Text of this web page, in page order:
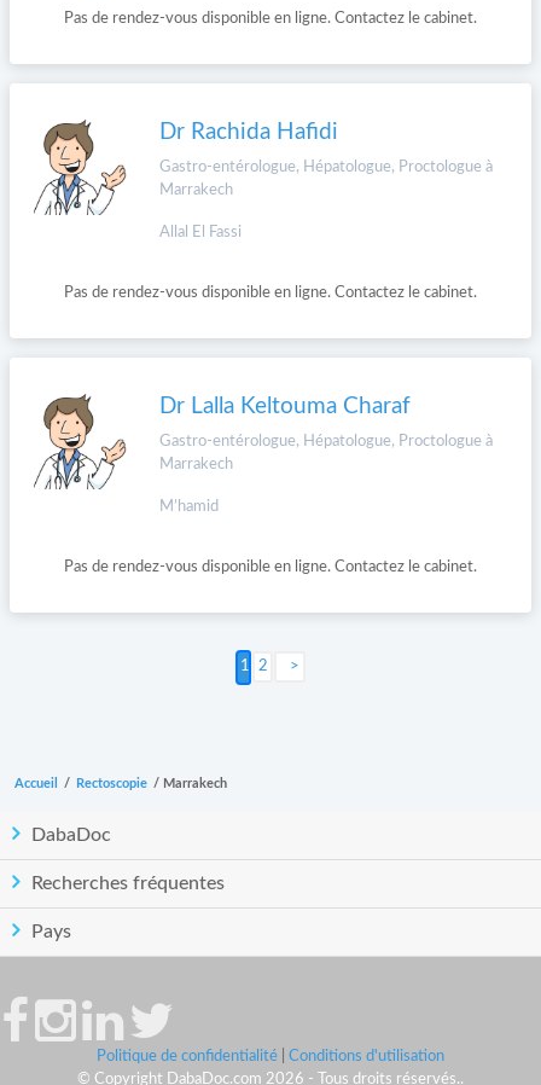
Pas de rendez-vous disponible en ligne. Contactez le cabinet.
Dr Rachida Hafidi
Gastro-entérologue, Hépatologue, Proctologue à
Marrakech
Allal El Fassi
Pas de rendez-vous disponible en ligne. Contactez le cabinet.
Dr Lalla Keltouma Charaf
Gastro-entérologue, Hépatologue, Proctologue à
Marrakech
M’hamid
Pas de rendez-vous disponible en ligne. Contactez le cabinet.
2 Suivant >
Accueil / Rectoscopie / Marrakech
DabaDoc
Recherches fréquentes
Pays
Politique de confidentialité
Conditions d'utilisation
© Copyright DabaDoc.com 2026 - Tous droits réservés..